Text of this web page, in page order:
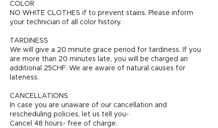
COLOR
NO WHITE CLOTHES if to prevent stains. Please inform
your technician of all color history.
TARDINESS
We will give a 20 minute grace period for tardiness. If you
are more than 20 minutes late, you will be charged an
additional 25CHF. We are aware of natural causes for
lateness.
CANCELLATIONS
In case you are unaware of our cancellation and
rescheduling policies, let us tell you-
Cancel 48 hours- free of charge.